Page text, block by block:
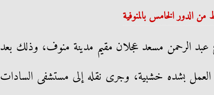
الخامس بالمنوفية
الرحمن مسعد عجلان مقيم مدينة منوف، وذلك بعد
بشده خشبية، وجرى نقله إلى مستشفى السادات